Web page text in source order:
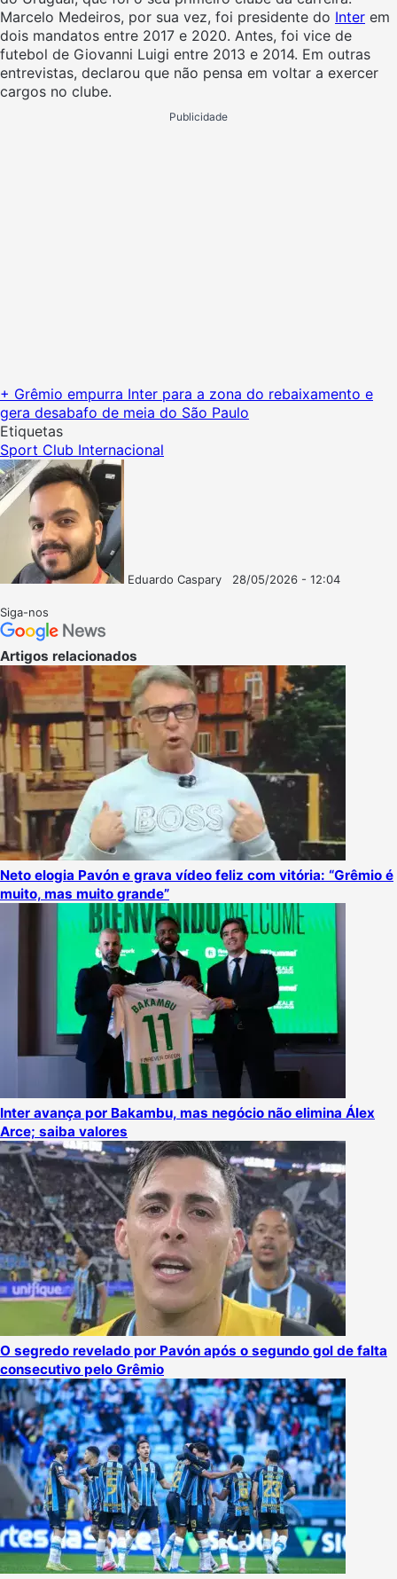
Marcelo Medeiros, por sua vez, foi presidente do Inter em
dois mandatos entre 2017 e 2020. Antes, foi vice de
futebol de Giovanni Luigi entre 2013 e 2014. Em outras
entrevistas, declarou que não pensa em voltar a exercer
cargos no clube.
Publicidade
+ Grêmio empurra Inter para a zona do rebaixamento e
gera desabafo de meia do São Paulo
Etiquetas
Sport Club Internacional
Eduardo Caspary
28/05/2026 - 12:04
Siga-nos
Artigos relacionados
Neto elogia Pavón e grava vídeo feliz com vitória: “Grêmio é
muito, mas muito grande”
Inter avança por Bakambu, mas negócio não elimina Álex
Arce; saiba valores
O segredo revelado por Pavón após o segundo gol de falta
consecutivo pelo Grêmio